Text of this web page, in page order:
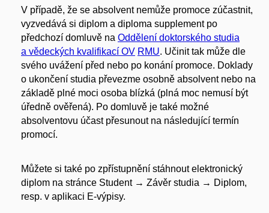
V případě, že se absolvent nemůže promoce zúčastnit,
vyzvedává si diplom a diploma supplement po
předchozí domluvě na Oddělení doktorského studia
a vědeckých kvalifikací OV RMU. Učinit tak může dle
svého uvážení před nebo po konání promoce. Doklady
o ukončení studia převezme osobně absolvent nebo na
základě plné moci osoba blízká (plná moc nemusí být
úředně ověřená). Po domluvě je také možné
absolventovu účast přesunout na následující termín
promocí.
Můžete si také po zpřístupnění stáhnout elektronický
diplom na stránce Student → Závěr studia → Diplom,
resp. v aplikaci E-výpisy.